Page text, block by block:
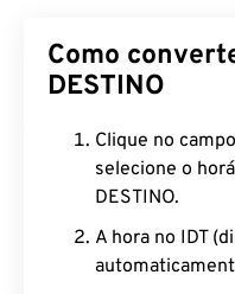
Como
DESTINO
Clique no
selecione o
DESTINO.
A hora no IDT